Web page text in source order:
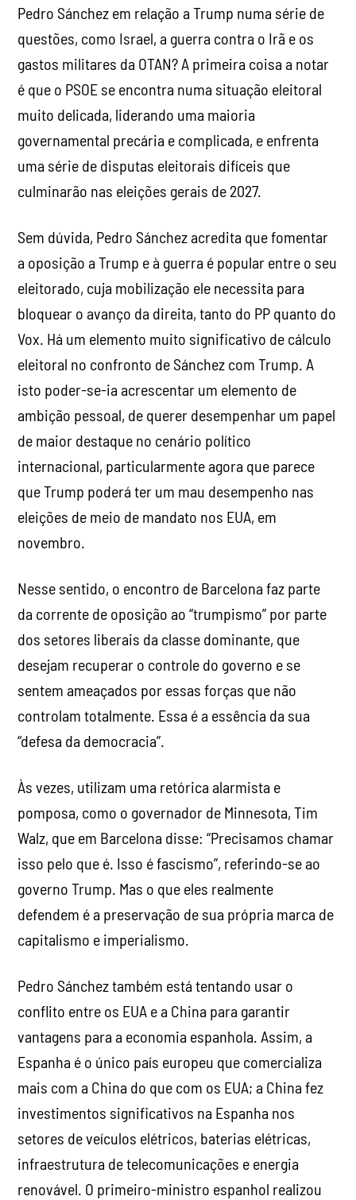
Pedro Sánchez em relação a Trump numa série de
questões, como Israel, a guerra contra o Irã e os
gastos militares da OTAN? A primeira coisa a notar
é que o PSOE se encontra numa situação eleitoral
muito delicada, liderando uma maioria
governamental precária e complicada, e enfrenta
uma série de disputas eleitorais difíceis que
culminarão nas eleições gerais de 2027.
Sem dúvida, Pedro Sánchez acredita que fomentar
a oposição a Trump e à guerra é popular entre o seu
eleitorado, cuja mobilização ele necessita para
bloquear o avanço da direita, tanto do PP quanto do
Vox. Há um elemento muito significativo de cálculo
eleitoral no confronto de Sánchez com Trump. A
isto poder-se-ia acrescentar um elemento de
ambição pessoal, de querer desempenhar um papel
de maior destaque no cenário político
internacional, particularmente agora que parece
que Trump poderá ter um mau desempenho nas
eleições de meio de mandato nos EUA, em
novembro.
Nesse sentido, o encontro de Barcelona faz parte
da corrente de oposição ao “trumpismo” por parte
dos setores liberais da classe dominante, que
desejam recuperar o controle do governo e se
sentem ameaçados por essas forças que não
controlam totalmente. Essa é a essência da sua
“defesa da democracia”.
Às vezes, utilizam uma retórica alarmista e
pomposa, como o governador de Minnesota, Tim
Walz, que em Barcelona disse: “Precisamos chamar
isso pelo que é. Isso é fascismo”, referindo-se ao
governo Trump. Mas o que eles realmente
defendem é a preservação de sua própria marca de
capitalismo e imperialismo.
Pedro Sánchez também está tentando usar o
conflito entre os EUA e a China para garantir
vantagens para a economia espanhola. Assim, a
Espanha é o único país europeu que comercializa
mais com a China do que com os EUA; a China fez
investimentos significativos na Espanha nos
setores de veículos elétricos, baterias elétricas,
infraestrutura de telecomunicações e energia
renovável. O primeiro-ministro espanhol realizou